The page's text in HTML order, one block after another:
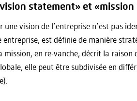
statement» et
vision de l’entreprise n’est pas
entreprise, est définie de manière
mission, en re-vanche, décrit la raison
elle peut être subdivisée en